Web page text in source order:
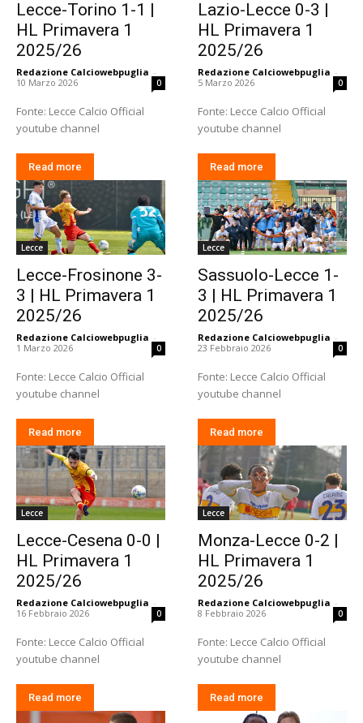
Lecce-Torino 1-1 |
HL Primavera 1
2025/26
Redazione Calciowebpuglia -
10 Marzo 2026
0
Fonte: Lecce Calcio Official
youtube channel
Read more
Lazio-Lecce 0-3 |
HL Primavera 1
2025/26
Redazione Calciowebpuglia -
5 Marzo 2026
0
Fonte: Lecce Calcio Official
youtube channel
Read more
Lecce
Lecce-Frosinone 3-
3 | HL Primavera 1
2025/26
Redazione Calciowebpuglia -
1 Marzo 2026
0
Fonte: Lecce Calcio Official
youtube channel
Read more
Lecce
Sassuolo-Lecce 1-
3 | HL Primavera 1
2025/26
Redazione Calciowebpuglia -
23 Febbraio 2026
0
Fonte: Lecce Calcio Official
youtube channel
Read more
Lecce
Lecce-Cesena 0-0 |
HL Primavera 1
2025/26
Redazione Calciowebpuglia -
16 Febbraio 2026
0
Fonte: Lecce Calcio Official
youtube channel
Read more
Lecce
Monza-Lecce 0-2 |
HL Primavera 1
2025/26
Redazione Calciowebpuglia -
8 Febbraio 2026
0
Fonte: Lecce Calcio Official
youtube channel
Read more